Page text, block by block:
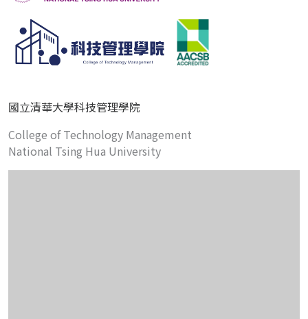
國立清華大學科技管理學院
College of Technology Management
National Tsing Hua University